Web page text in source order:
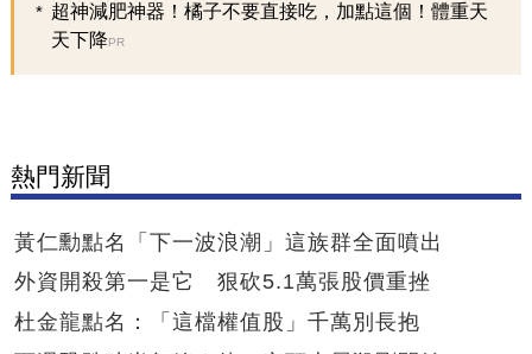
超神減肥神器！橘子不要直接吃，加點這個！體重天
天下降PR
熱門新聞
黃仁勳點名「下一波浪潮」這族群全面噴出
外資開殺第一是它 狠砍5.1萬張股價重挫
杜金龍點名：「這檔權值股」千萬別長抱